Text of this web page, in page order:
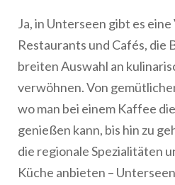
Ja, in Unterseen gibt es eine
Restaurants und Cafés, die
breiten Auswahl an
verwöhnen. Von
wo man bei einem Kaffee
genießen kann, bis hin zu
die regionale Spezialitäten
Küche anbieten –